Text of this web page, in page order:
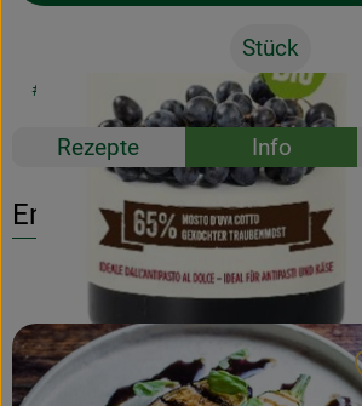
Stück
#40036 5,99 € / Stück 23,96 €/ l 7% MwSt
Rezepte Info
Entdecke passende Rezepte